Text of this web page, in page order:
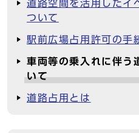
道路空間を活用したイ
ついて
駅前広場占用許可の手
車両等の乗入れに伴う
いて
道路占用とは